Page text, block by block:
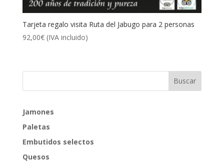
Tarjeta regalo visita Ruta del Jabugo para 2 personas
92,00€ (IVA incluido)
Jamones
Paletas
Embutidos selectos
Quesos